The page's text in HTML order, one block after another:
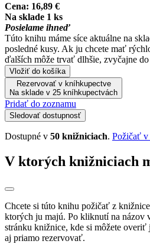
Cena: 16,89 €
Na sklade 1 ks
Posielame ihneď
Túto knihu máme síce aktuálne na
posledné kusy. Ak ju chcete mať
ďalších môže trvať dlhšie, zvyčajne
Vložiť do košíka
Rezervovať v kníhkupectve
Na sklade v 25 kníhkupectvách
Pridať do zoznamu
Sledovať dostupnosť
Dostupné v 50 knižniciach. Požičať
V ktorých knižniciach
Chcete si túto knihu požičať z
ktorých ju majú. Po kliknutí na názov
stránku knižnice, kde si môžete
aj priamo rezervovať.